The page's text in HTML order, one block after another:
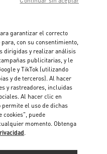
garantizar el correcto
con su consentimiento,
dirigidas y realizar análisis
publicitarias, y le
y TikTok (utilizando
y de terceros). Al hacer
y rastreadores, incluidas
Al hacer clic en
el uso de dichas
cookies", puede
momento. Obtenga
.